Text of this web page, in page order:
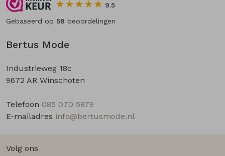
Bertus Mode
Industrieweg 18c
9672 AR Winschoten
Telefoon 085 070 5879
E-mailadres info@bertusmode.nl
9.5
Gebaseerd op 58 beoordelingen
Volg ons